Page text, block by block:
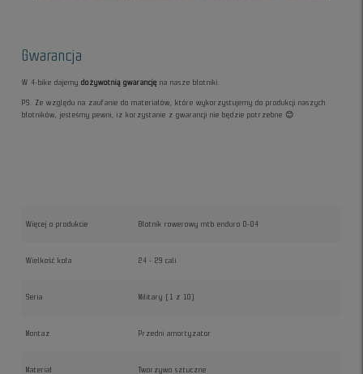
Gwarancja
W 4-bike dajemydożywotnią gwarancję na nasze błotniki.
PS. Ze względu na zaufanie do materiałów, które wykorzystujemy do produkcji naszych
błotników, jesteśmy pewni, iż korzystanie z gwarancji nie będzie potrzebne 😊
Więcej o produkcie Błotnik rowerowy mtb enduro D-04
Wielkość koła 24 - 29 cali
Seria Military (1 z 10)
Montaż Przedni amortyzator
Materiał Tworzywo sztuczne